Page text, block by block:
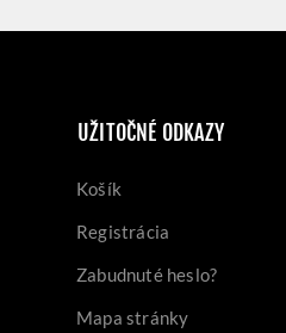
UŽITOČNÉ ODKAZY
Košík
Registrácia
Zabudnuté heslo?
Mapa stránky